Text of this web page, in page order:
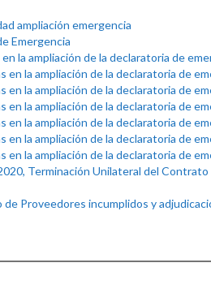
ampliación emergencia
Emergencia
la ampliación de la declaratoria de
la ampliación de la declaratoria de
la ampliación de la declaratoria de
la ampliación de la declaratoria de
la ampliación de la declaratoria de
la ampliación de la declaratoria de
la ampliación de la declaratoria de
Terminación Unilateral del
Proveedores incumplidos y